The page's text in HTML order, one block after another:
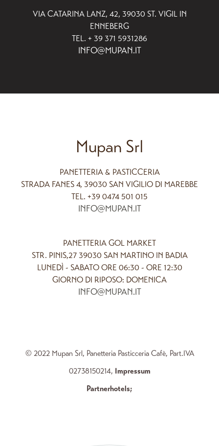
VIA CATARINA LANZ, 42, 39030 ST. VIGIL IN
ENNEBERG
TEL. + 39 371 5931286
INFO@MUPAN.IT
Mupan Srl
PANETTERIA & PASTICCERIA
STRADA FANES 4, 39030 SAN VIGILIO DI MAREBBE
TEL. +39 0474 501 015
INFO@MUPAN.IT
PANETTERIA GOL MARKET
STR. PINIS,27 39030 SAN MARTINO IN BADIA
LUNEDÌ - SABATO ORE 06:30 - ORE 12:30
GIORNO DI RIPOSO: DOMENICA
INFO@MUPAN.IT
© 2022 Mupan Srl, Panetteria Pasticceria Cafè, Part.IVA
02738150214, Impressum
Partnerhotels;